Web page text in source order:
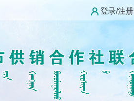
登录/注册